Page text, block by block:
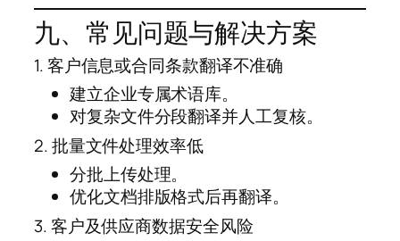
九、常见问题与解决方案
1. 客户信息或合同条款翻译不准确
建立企业专属术语库。
对复杂文件分段翻译并人工复核。
2. 批量文件处理效率低
分批上传处理。
优化文档排版格式后再翻译。
3. 客户及供应商数据安全风险